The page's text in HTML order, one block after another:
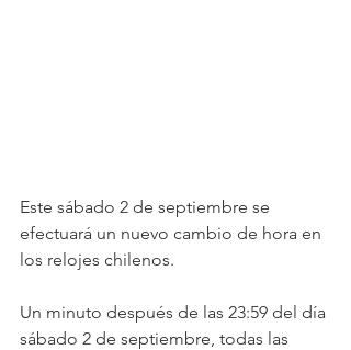
Este sábado 2 de septiembre se
efectuará un nuevo cambio de hora en
los relojes chilenos.
Un minuto después de las 23:59 del día
sábado 2 de septiembre, todas las